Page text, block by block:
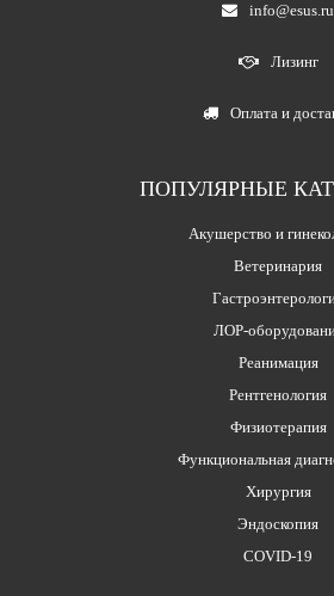
info@esus.ru
Лизинг
Оплата и
ПОПУЛЯРНЫЕ
Акушерство и
Ветеринария
ЛОР-
Реанимация
Рентгенология
Физиотерапия
Функциональная
Хирургия
Эндоскопия
COVID-19